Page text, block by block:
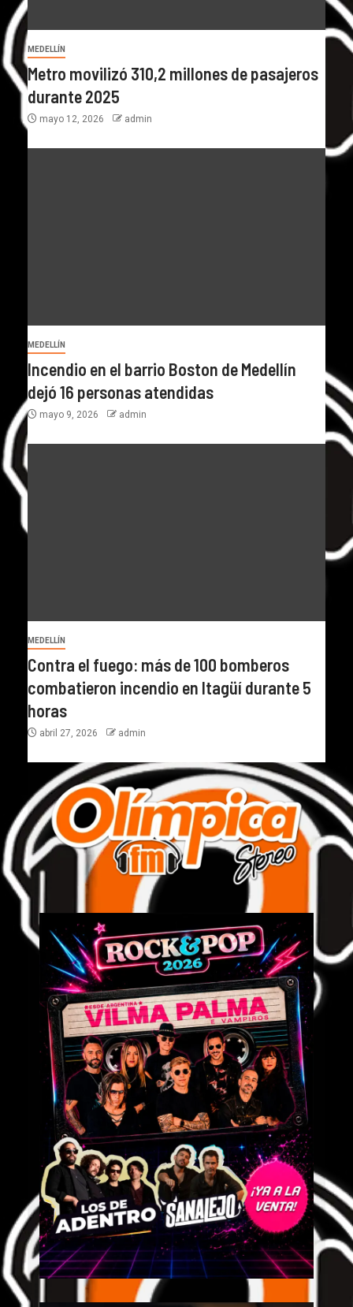
MEDELLÍN
Metro movilizó 310,2 millones de pasajeros
durante 2025
mayo 12, 2026 admin
MEDELLÍN
Incendio en el barrio Boston de Medellín
dejó 16 personas atendidas
mayo 9, 2026 admin
MEDELLÍN
Contra el fuego: más de 100 bomberos
combatieron incendio en Itagüí durante 5
horas
abril 27, 2026 admin